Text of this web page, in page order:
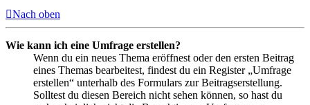
Nach oben
Wie kann ich eine Umfrage erstellen?
Wenn du ein neues Thema eröffnest oder den ersten Beitrag
eines Themas bearbeitest, findest du ein Register „Umfrage
erstellen“ unterhalb des Formulars zur Beitragserstellung.
Solltest du diesen Bereich nicht sehen können, so hast du